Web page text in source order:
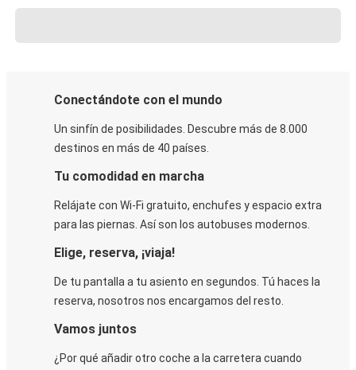
Conectándote con el mundo
Un sinfín de posibilidades. Descubre más de 8.000
destinos en más de 40 países.
Tu comodidad en marcha
Relájate con Wi-Fi gratuito, enchufes y espacio extra
para las piernas. Así son los autobuses modernos.
Elige, reserva, ¡viaja!
De tu pantalla a tu asiento en segundos. Tú haces la
reserva, nosotros nos encargamos del resto.
Vamos juntos
¿Por qué añadir otro coche a la carretera cuando